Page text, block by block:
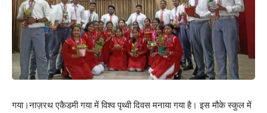
गया।नाज़रथ एकैडमी गया में विश्व पृथ्वी दिवस मनाया गया है। इस मौके स्कुल में